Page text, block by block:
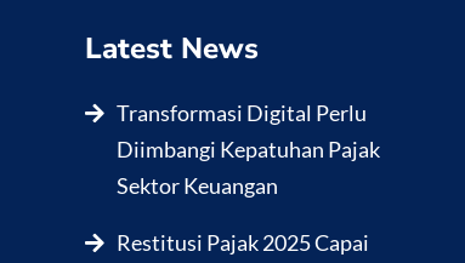
Latest News
Transformasi Digital Perlu
Diimbangi Kepatuhan Pajak
Sektor Keuangan
Restitusi Pajak 2025 Capai